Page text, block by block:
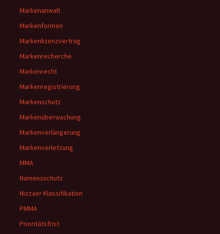
Markenanwalt
Markenformen
Markenlizenzvertrag
Markenrecherche
Markenrecht
Markenregistrierung
Markenschutz
Markenüberwachung
Markenverlängerung
Markenverletzung
MMA
Namensschutz
Nizzaer Klassifikation
PMMA
Prioritätsfrist